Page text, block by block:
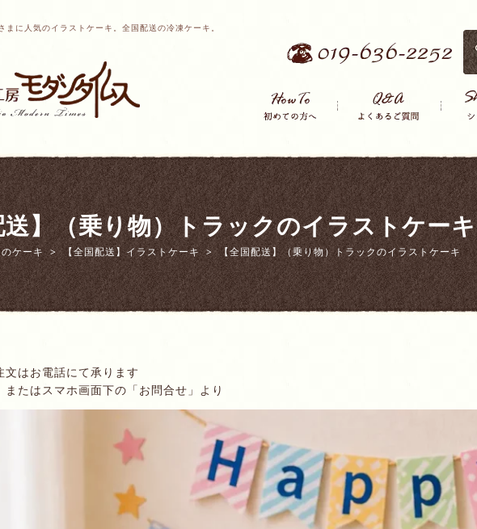
まに人気のイラストケーキ。全国配送の冷凍ケーキ。
】（乗り物）トラックのイラストケーキ
ケーキ 【全国配送】イラストケーキ 【全国配送】（乗り物）トラックのイラストケーキ
文はお電話にて承ります
またはスマホ画面下の「お問合せ」より